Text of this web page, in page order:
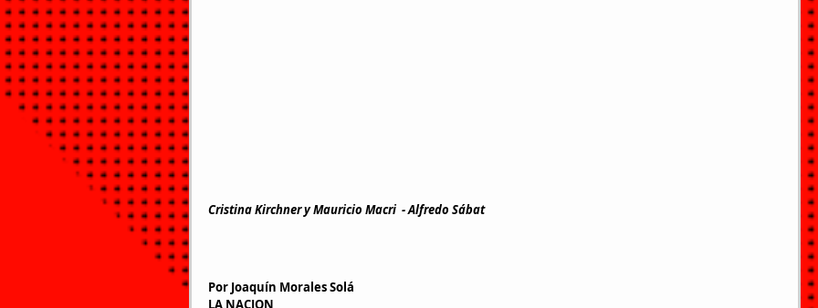
Cristina Kirchner y Mauricio Macri  - Alfredo Sábat
Por Joaquín Morales Solá
LA NACION